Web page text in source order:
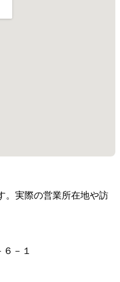
。実際の営業所在地や訪
－１